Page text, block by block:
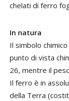
chelati di ferro
In natura
Il simbolo
punto di vista
26, mentre il
Il ferro è in
della Terra